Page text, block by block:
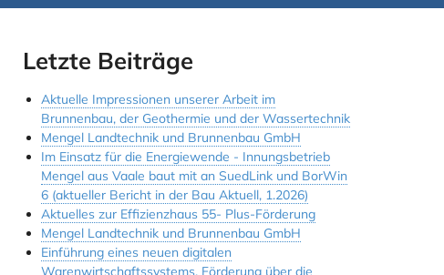
Letzte Beiträge
Aktuelle Impressionen unserer Arbeit im
Brunnenbau, der Geothermie und der Wassertechnik
Mengel Landtechnik und Brunnenbau GmbH
Im Einsatz für die Energiewende - Innungsbetrieb
Mengel aus Vaale baut mit an SuedLink und BorWin
6 (aktueller Bericht in der Bau Aktuell, 1.2026)
Aktuelles zur Effizienzhaus 55- Plus-Förderung
Mengel Landtechnik und Brunnenbau GmbH
Einführung eines neuen digitalen
Warenwirtschaftssystems, Förderung über die